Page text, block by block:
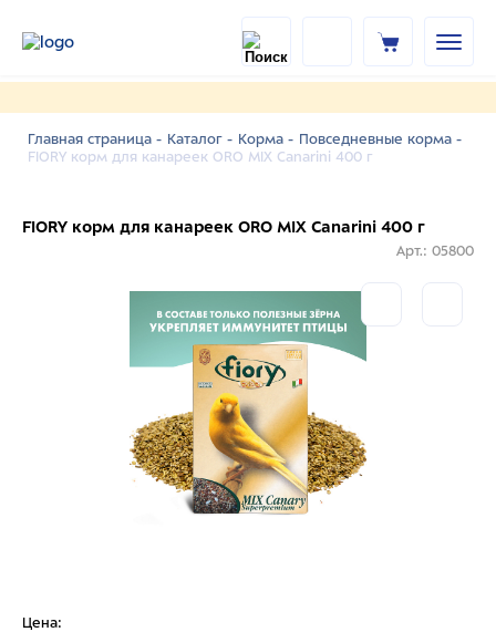
Главная страница - Каталог - Корма - Повседневные корма -
FIORY корм для канареек ORO MIX Canarini 400 г
FIORY корм для канареек ORO MIX Canarini 400 г
Арт.: 05800
Цена: